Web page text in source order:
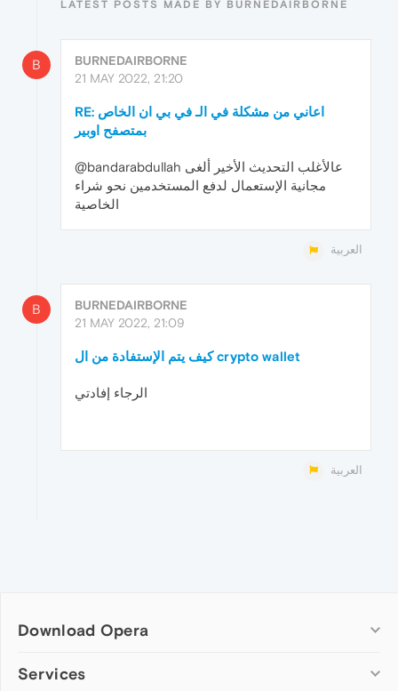
LATEST POSTS MADE BY BURNEDAIRBORNE
B
BURNEDAIRBORNE
21 MAY 2022, 21:20
RE: اعاني من مشكلة في الـ في بي ان الخاص
بمتصفح اوبير
@bandarabdullah عالأغلب التحديث الأخير ألغى
مجانية الإستعمال لدفع المستخدمين نحو شراء
الخاصية
العربية
B
BURNEDAIRBORNE
21 MAY 2022, 21:09
كيف يتم الإستفادة من ال crypto wallet
الرجاء إفادتي
العربية
Download Opera
Computer browsers
Services